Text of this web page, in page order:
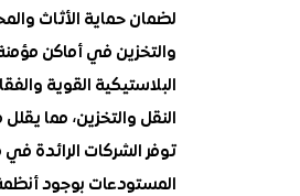
لضمان حماية الأثاث
والتخزين في أماكن
البلاستيكية القوية
النقل والتخزين، مما
توفر الشركات الرائدة
المستودعات بوجود